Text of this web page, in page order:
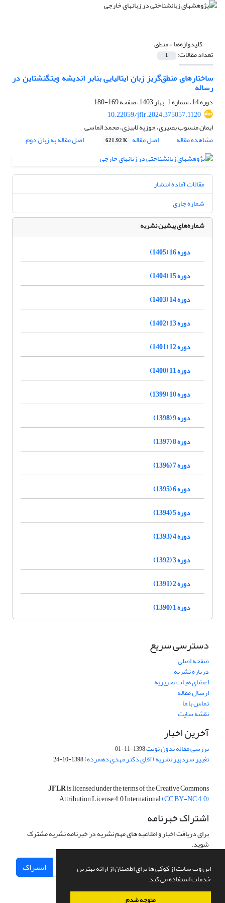
این وب سایت از کوکی ها برای اطمینان از ارائه بهترین
خدمات استفاده می کند.
متوجه شدم
کلیدواژه‌ها =منطق
تعداد مقالات: 1
ساختارهای منطق‌گریز زبان ایتالیایی بنابر اندیشه ویتگنشتاین در
رساله
دوره 14، شماره 1، بهار 1403، صفحه
169-180
10.22059/jflr.2024.375057.1120
ایمان منسوب بصیری، جوزپه لابیزی، محمد الماسی
مشاهده مقاله
اصل مقاله 621.92 K اصل مقاله به زبان دوم
مقالات آماده انتشار
شماره جاری
شماره‌های پیشین نشریه
دوره 16 (1405)
دوره 15 (1404)
دوره 14 (1403)
دوره 13 (1402)
دوره 12 (1401)
دوره 11 (1400)
دوره 10 (1399)
دوره 9 (1398)
دوره 8 (1397)
دوره 7 (1396)
دوره 6 (1395)
دوره 5 (1394)
دوره 4 (1393)
دوره 3 (1392)
دوره 2 (1391)
دوره 1 (1390)
دسترسی سریع
صفحه اصلی
درباره نشریه
اعضای هیات تحریریه
ارسال مقاله
تماس با ما
نقشه سایت
آخرین اخبار
بررسی مقاله بدون نوبت1398-11-01
تغییر سردبیر نشریه (آقای دکتر مهدی دهمرده)1398-10-24
JFLRis licensed under the terms of the Creative Commons
Attribution License 4.0 International(CC BY-NC 4.0)
اشتراک خبرنامه
برای دریافت اخبار و اطلاعیه های مهم نشریه در خبرنامه نشریه مشترک
شوید.
اشتراک